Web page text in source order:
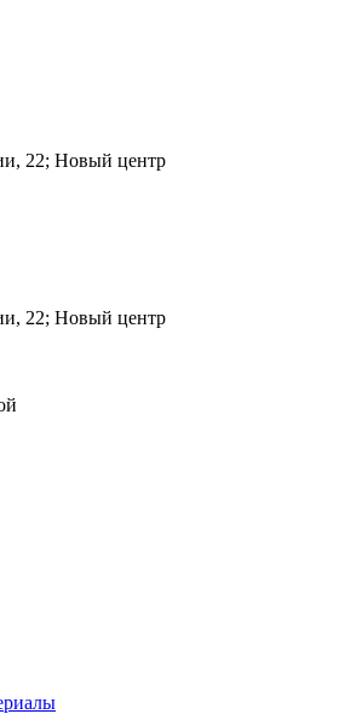
22; Новый центр
22; Новый центр